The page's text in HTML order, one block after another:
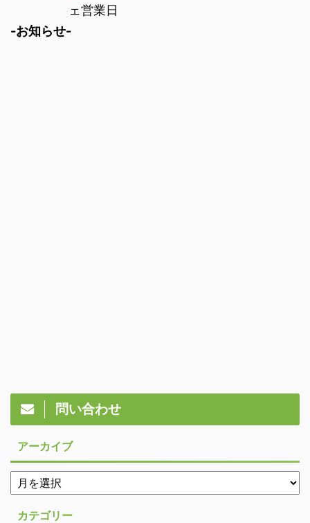
ェ営業日
-お知らせ-
問い合わせ
アーカイブ
カテゴリー